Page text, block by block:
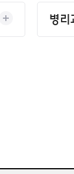
병리